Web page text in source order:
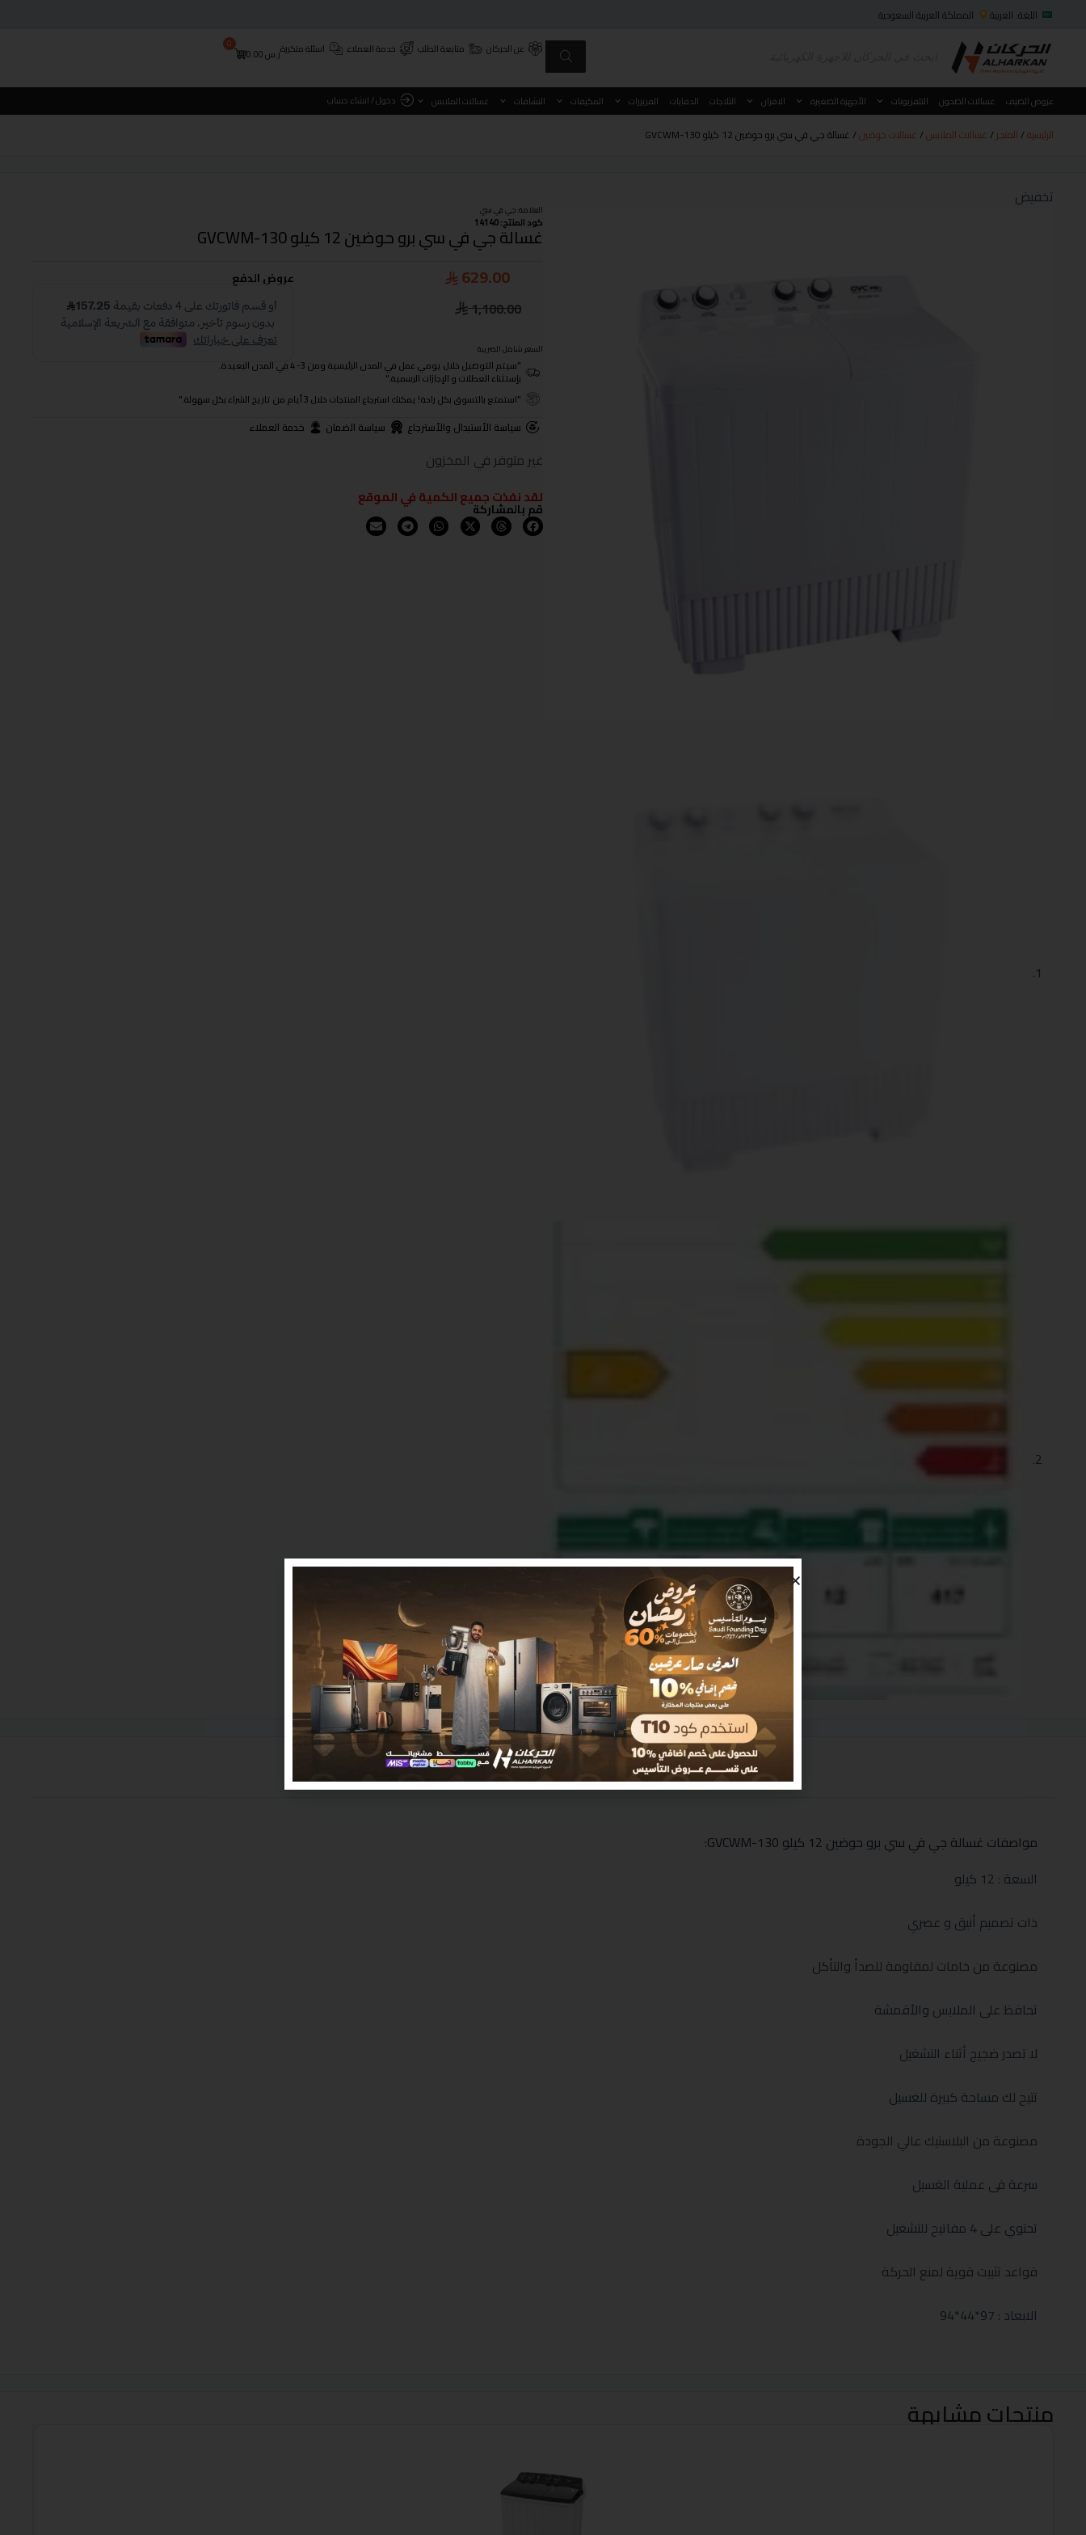
اللغة: العربية المملكة العربية السعودية
عن الحركان متابعة الطلب خدمة العملاء اسئلة متكررةر.س0.00
0
عروض الصيف غسالات الصحون التلفزيونات الأجهزة الصغيرة الافران الثلاجات الدفايات الفريزرات المكيفات النشافات غسالات الملابس دخول / انشاء حساب
الرئيسية/ المتجر / غسالات الملابس/ غسالات حوضين/ غسالة جي في سي برو حوضين 12 كيلو GVCWM-130
تخفيض
العلامة:جي في سي
كود المنتج: 14140
غسالة جي في سي برو حوضين 12 كيلو GVCWM-130
1,100.00
629.00
السعر شامل الضريبة
عروض الدفع
"سيتم التوصيل خلال يومي عمل في المدن الرئيسية ومن 3- 4 في المدن البعيدة.
بإستثناء العطلات و الإجازات الرسمية."
"استمتع بالتسوق بكل راحة! يمكنك استرجاع المنتجات خلال 3 أيام من تاريخ الشراء بكل سهولة."
سياسة الأستبدال والأسترجاع سياسة الضمان خدمة العملاء
غير متوفر في المخزون
لقد نفذت جميع الكمية في الموقع
قم بالمشاركة
الوصف معلومات إضافية مراجعات (0)
مواصفات غسالة جي في سي برو حوضين 12 كيلو GVCWM-130:
السعة : 12 كيلو
ذات تصميم أنيق و عصري
مصنوعة من خامات لمقاومة للصدأ والتأكل
تحافظ على الملابس والأقمشة
لا تصدر ضجيج أثناء التشغيل
تتيح لك مساحة كبيرة للغسيل
مصنوعة من البلاستيك عالي الجودة
سرعة فى عملية الغسيل
تحتوي على 4 مفاتيح للتشغيل
قواعد تثبيت قوية لمنع الحركة
الابعاد : 97*44*94
منتجات مشابهة